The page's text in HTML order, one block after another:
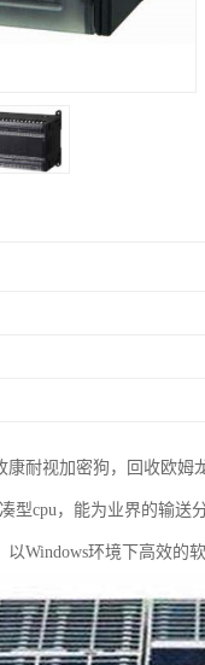
耐视加密狗，回收欧姆
型cpu，能为业界的输
Windows环境下高效的